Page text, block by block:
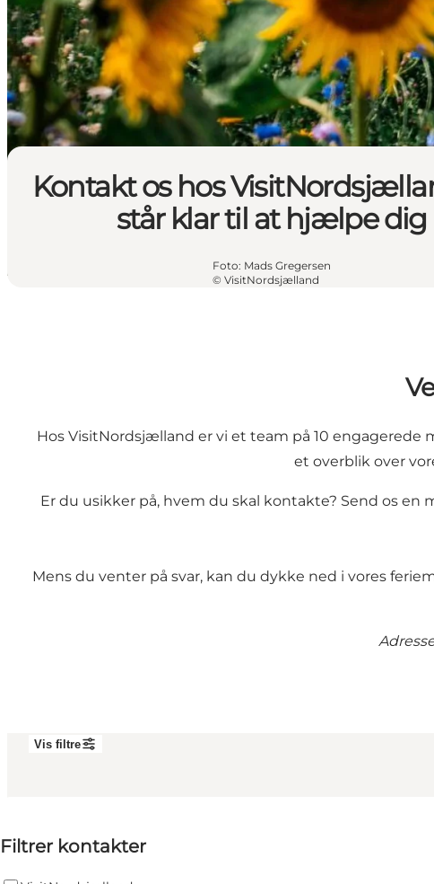
Kontakt os hos
står klar til at hjælpe dig
Foto: Mads Gregersen
© VisitNordsjælland
Hos VisitNordsjælland er vi et team på 10 engagerede
et overblik over
Er du usikker på, hvem du skal kontakte? Send os en
Mens du venter på svar, kan du dykke ned i vores
Vis filtre
Filtrer kontakter